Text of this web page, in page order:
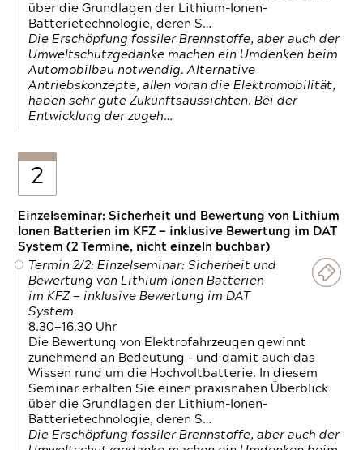
über die Grundlagen der Lithium-Ionen-
Batterietechnologie, deren S…
Die Erschöpfung fossiler Brennstoffe, aber auch der
Umweltschutzgedanke machen ein Umdenken beim
Automobilbau notwendig. Alternative
Antriebskonzepte, allen voran die Elektromobilität,
haben sehr gute Zukunftsaussichten. Bei der
Entwicklung der zugeh…
2
Einzelseminar: Sicherheit und Bewertung von Lithium
Ionen Batterien im KFZ — inklusive Bewertung im DAT
System (2 Termine, nicht einzeln buchbar)
Termin 2/2: Einzelseminar: Sicherheit und
Bewertung von Lithium Ionen Batterien
im KFZ — inklusive Bewertung im DAT
System
8.30—16.30 Uhr
Die Bewertung von Elektrofahrzeugen gewinnt
zunehmend an Bedeutung – und damit auch das
Wissen rund um die Hochvoltbatterie. In diesem
Seminar erhalten Sie einen praxisnahen Überblick
über die Grundlagen der Lithium-Ionen-
Batterietechnologie, deren S…
Die Erschöpfung fossiler Brennstoffe, aber auch der